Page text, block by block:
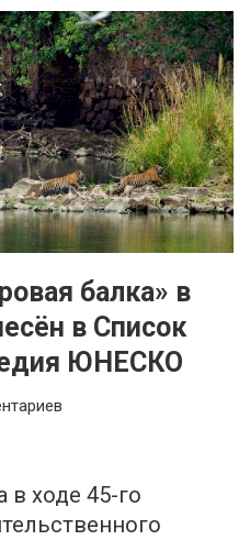
балка» в
в Список
ЮНЕСКО
в ходе 45-го